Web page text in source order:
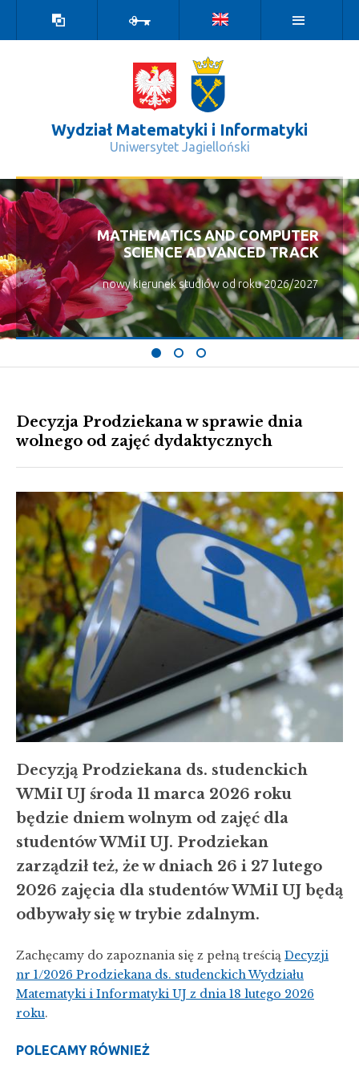
kontrastowa
Wydział Matematyki i Informatyki
Uniwersytet Jagielloński
Aktualności - Wydział Matematyki
MATHEMATICS AND COMPUTER
SCIENCE ADVANCED TRACK
nowy kierunek studiów od roku 2026/2027
Decyzja Prodziekana w sprawie dnia
wolnego od zajęć dydaktycznych
Decyzją Prodziekana ds. studenckich
WMiI UJ środa 11 marca 2026 roku
będzie dniem wolnym od zajęć dla
studentów WMiI UJ. Prodziekan
zarządził też, że w dniach 26 i 27 lutego
2026 zajęcia dla studentów WMiI UJ będą
odbywały się w trybie zdalnym.
Zachęcamy do zapoznania się z pełną treścią Decyzji
nr 1/2026 Prodziekana ds. studenckich Wydziału
Matematyki i Informatyki UJ z dnia 18 lutego 2026
roku.
POLECAMY RÓWNIEŻ